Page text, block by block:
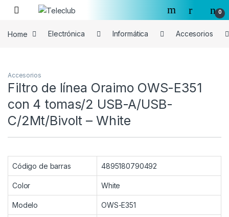
Skip to navigation
Skip to content
0
Home Electrónica Informática Accesorios
Accesorios
Filtro de línea Oraimo OWS-E351
con 4 tomas/2 USB-A/USB-
C/2Mt/Bivolt – White
Código de barras 4895180790492
Color White
Modelo OWS-E351